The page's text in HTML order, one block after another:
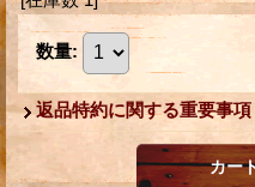
数量:
返品特約に関する重要事項